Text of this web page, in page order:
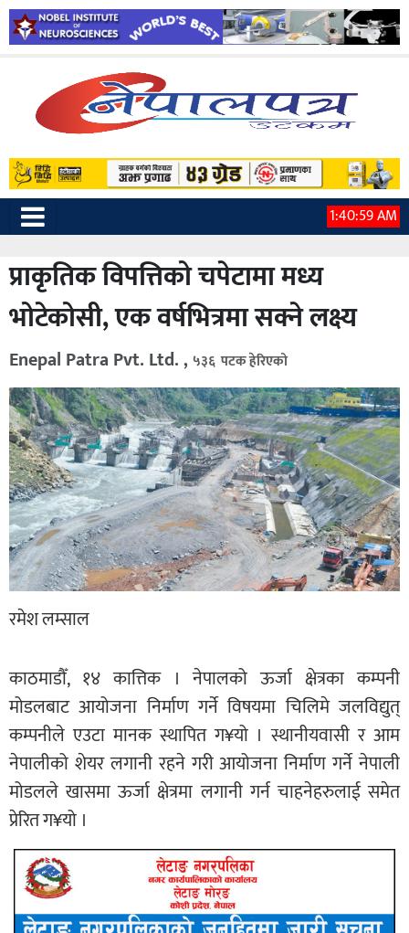
1:41:00 AM
प्राकृतिक विपत्तिको चपेटामा मध्य
भोटेकोसी, एक वर्षभित्रमा सक्ने लक्ष्य
Enepal Patra Pvt. Ltd. , ५३६ पटक हेरिएको
रमेश लम्साल
काठमाडौँ, १४ कात्तिक । नेपालको ऊर्जा क्षेत्रका कम्पनी
मोडलबाट आयोजना निर्माण गर्ने विषयमा चिलिमे जलविद्युत्
कम्पनीले एउटा मानक स्थापित ग¥यो । स्थानीयवासी र आम
नेपालीको शेयर लगानी रहने गरी आयोजना निर्माण गर्ने नेपाली
मोडलले खासमा ऊर्जा क्षेत्रमा लगानी गर्न चाहनेहरुलाई समेत
प्रेरित ग¥यो ।